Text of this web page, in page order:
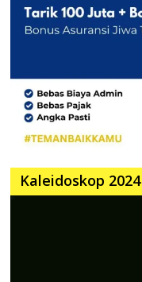
Kaleidoskop 2024